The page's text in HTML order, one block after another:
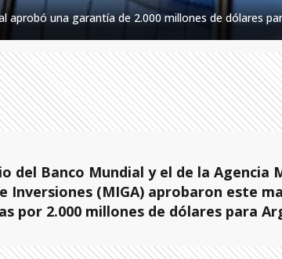
aprobó una garantía de 2.000 millones de dólares
del Banco Mundial y el de la Agencia
Inversiones (MIGA) aprobaron este
por 2.000 millones de dólares para